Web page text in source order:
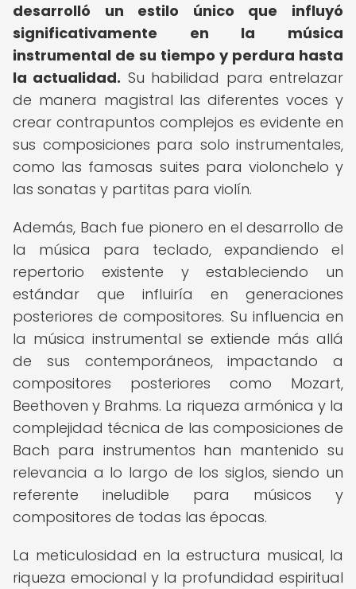
desarrolló un estilo único que influyó
significativamente en la música
instrumental de su tiempo y perdura hasta
la actualidad. Su habilidad para entrelazar
de manera magistral las diferentes voces y
crear contrapuntos complejos es evidente en
sus composiciones para solo instrumentales,
como las famosas suites para violonchelo y
las sonatas y partitas para violín.
Además, Bach fue pionero en el desarrollo de
la música para teclado, expandiendo el
repertorio existente y estableciendo un
estándar que influiría en generaciones
posteriores de compositores. Su influencia en
la música instrumental se extiende más allá
de sus contemporáneos, impactando a
compositores posteriores como Mozart,
Beethoven y Brahms. La riqueza armónica y la
complejidad técnica de las composiciones de
Bach para instrumentos han mantenido su
relevancia a lo largo de los siglos, siendo un
referente ineludible para músicos y
compositores de todas las épocas.
La meticulosidad en la estructura musical, la
riqueza emocional y la profundidad espiritual